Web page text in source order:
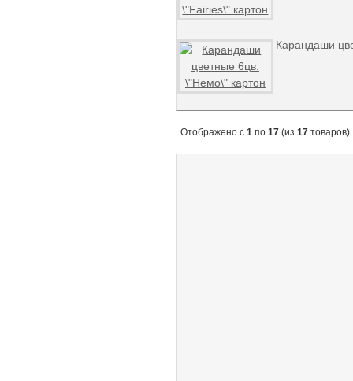
Карандаши
Отображено с 1 по 17 (из 17 товаров)